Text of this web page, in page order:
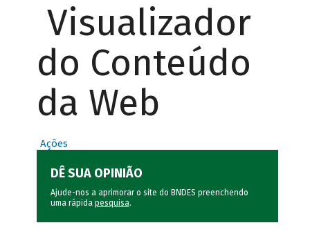
Visualizador
do Conteúdo
da Web
Ações
DÊ SUA OPINIÃO
Ajude-nos a aprimorar o site do BNDES preenchendo
uma rápida pesquisa.